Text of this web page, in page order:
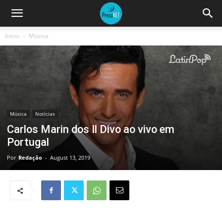
Início Música
Música Notícias
Carlos Marin dos Il Divo ao vivo em
Portugal
Por Redação - August 13, 2019